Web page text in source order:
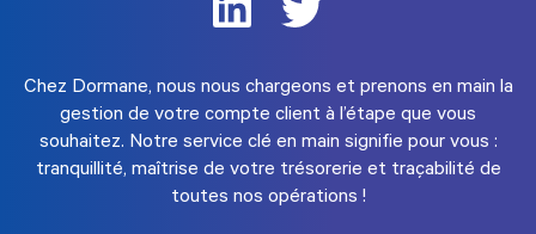
Chez Dormane, nous nous chargeons et prenons en main la
gestion de votre compte client à l’étape que vous
souhaitez. Notre service clé en main signifie pour vous :
tranquillité, maîtrise de votre trésorerie et traçabilité de
toutes nos opérations !